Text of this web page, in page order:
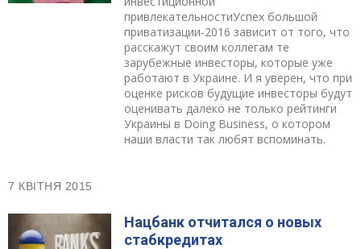
привлекательностиУспех большой
приватизации-2016 зависит от того, что
расскажут своим коллегам те
зарубежные инвесторы, которые уже
работают в Украине. ​И я уверен, что при
оценке рисков будущие инвесторы будут
оценивать далеко не только рейтинги
Украины в Doing Business, о котором
наши власти так любят вспоминать.
7 КВІТНЯ 2015
Нацбанк отчитался о новых
стабкредитах